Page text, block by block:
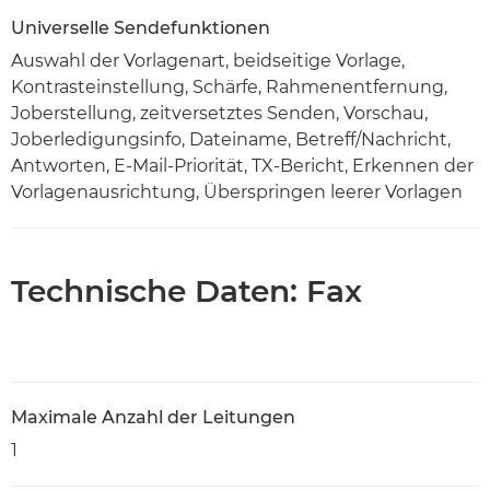
Universelle Sendefunktionen
Auswahl der Vorlagenart, beidseitige Vorlage,
Kontrasteinstellung, Schärfe, Rahmenentfernung,
Joberstellung, zeitversetztes Senden, Vorschau,
Joberledigungsinfo, Dateiname, Betreff/Nachricht,
Antworten, E-Mail-Priorität, TX-Bericht, Erkennen der
Vorlagenausrichtung, Überspringen leerer Vorlagen
Technische Daten: Fax
Maximale Anzahl der Leitungen
1